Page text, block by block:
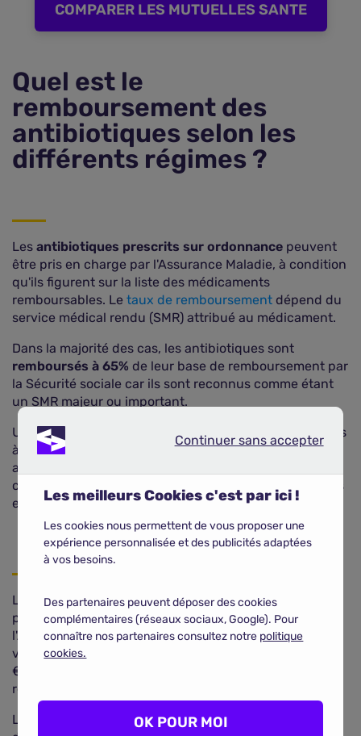
COMPARER LES MUTUELLES SANTE
Quel est le
remboursement des
antibiotiques selon les
différents régimes ?
Les antibiotiques prescrits sur ordonnance peuvent
être pris en charge par l'Assurance Maladie, à condition
qu'ils figurent sur la liste des médicaments
remboursables. Le taux de remboursement dépend du
service médical rendu (SMR) attribué au médicament.
Dans la majorité des cas, les antibiotiques sont
remboursés à 65% de leur base de remboursement par
la Sécurité sociale car ils sont reconnus comme étant
un SMR majeur ou important.
Unefranchise médicale
de 1 € par boîte reste toutefois
à la charge du patient, dans la limite d'un plafond
annuel de 50 € par personne. Le
correspondant à la part non remboursée, peut être pris
en charge en tout ou partie par votremutuelle santé
La mutuelle santépeut prendre en charge tout ou
partie du reste à charge après le remboursement de
l'Assurance Maladie, selon les garanties prévues dans
votre contrat. En revanche, la franchise médicale de 1
€ par boîte de médicament n'est généralement pas
remboursée.
Le niveau de prise en charge peut être exprimé de
Continuer sans accepter
Les meilleurs Cookies c'est par ici !
Les cookies nous permettent de vous proposer une
expérience personnalisée et des publicités adaptées
à vos besoins.
Des partenaires peuvent déposer des cookies
complémentaires (réseaux sociaux, Google). Pour
connaître nos partenaires consultez notre politique
cookies.
OK POUR MOI
Continuer sans accepter